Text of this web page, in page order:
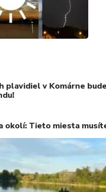
plavidiel v Komárne
okolí: Tieto miesta